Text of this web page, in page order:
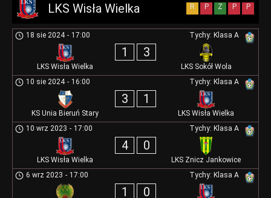
LKS Wisła Wielka R P Z P P
Tychy: Klasa A
18 sie 2024 - 17:00
LKS Wisła Wielka
1 3
LKS Sokół Wola
Tychy: Klasa A
10 sie 2024 - 16:00
KS Unia Bieruń Stary
3 1
LKS Wisła Wielka
Tychy: Klasa A
10 wrz 2023 - 17:00
LKS Wisła Wielka
4 0
LKS Znicz Jankowice
Tychy: Klasa A
6 wrz 2023 - 17:00
1 0